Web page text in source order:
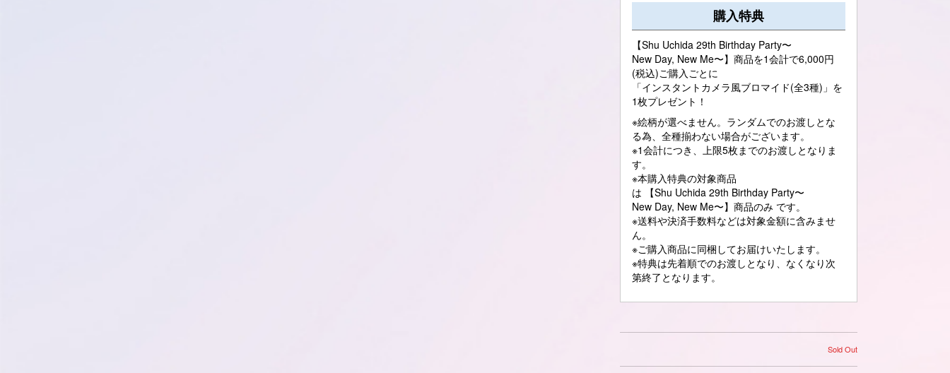
購入特典
【Shu Uchida 29th Birthday Party〜
New Day, New Me〜】商品を1会計で6,000円
(税込)ご購入ごとに
「インスタントカメラ風ブロマイド(全3種)」を
1枚プレゼント！
※絵柄が選べません。ランダムでのお渡しとな
る為、全種揃わない場合がございます。
※1会計につき、上限5枚までのお渡しとなりま
す。
※本購入特典の対象商品
は 【Shu Uchida 29th Birthday Party〜
New Day, New Me〜】商品のみ です。
※送料や決済手数料などは対象金額に含みませ
ん。
※ご購入商品に同梱してお届けいたします。
※特典は先着順でのお渡しとなり、なくなり次
第終了となります。
Sold Out